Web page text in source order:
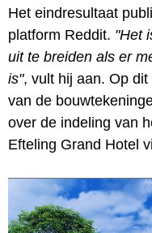
Het eindresultaat
platform Reddit. "Het
uit te breiden als er
is", vult hij aan. Op
van de
over de indeling van
Efteling Grand Hotel